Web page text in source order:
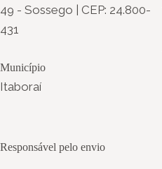
49 - Sossego | CEP: 24.800-
431
Município
Itaboraí
Responsável pelo envio